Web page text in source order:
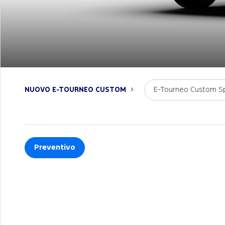
NUOVO E-TOURNEO CUSTOM E-Tourneo Custom
Preventivo